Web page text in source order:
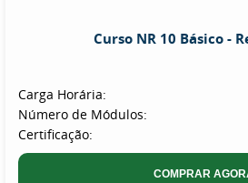
Curso NR 10 Básico -
Carga Horária:
Número de Módulos:
Certificação:
COMPRAR